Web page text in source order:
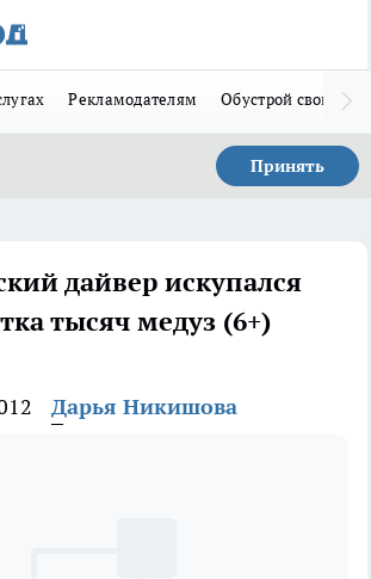
Рекламодателям Обустрой свой дом
Принять
дайвер искупался
тысяч медуз (6+)
Дарья Никишова